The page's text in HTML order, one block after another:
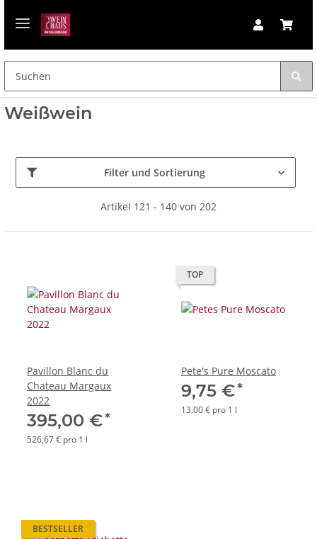
Weißwein
Filter und Sortierung
Artikel 121 - 140 von 202
Pavillon Blanc du
Chateau Margaux
2022
395,00 €*
526,67 € pro 1 l
TOP
Pete's Pure Moscato
9,75 €*
13,00 € pro 1 l
BESTSELLER